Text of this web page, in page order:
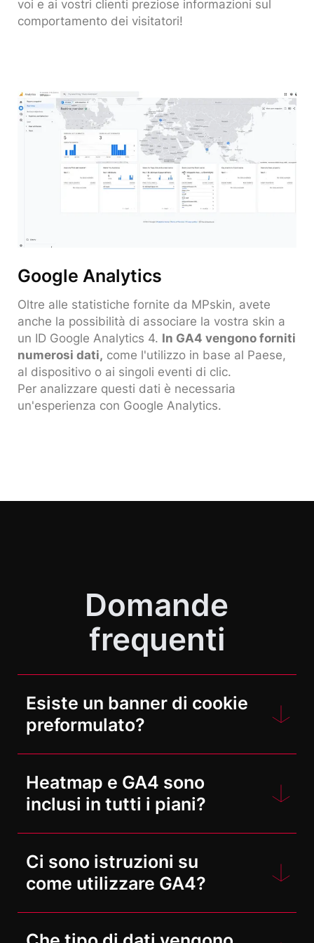
voi e ai vostri clienti preziose informazioni sul
comportamento dei visitatori!
Google Analytics
Oltre alle statistiche fornite da MPskin, avete
anche la possibilità di associare la vostra skin a
un ID Google Analytics 4. In GA4 vengono forniti
numerosi dati, come l'utilizzo in base al Paese,
al dispositivo o ai singoli eventi di clic.
Per analizzare questi dati è necessaria
un'esperienza con Google Analytics.
Domande
frequenti
Esiste un banner di cookie
preformulato?
Purtroppo no. Poiché i requisiti per i
banner sui cookie variano da Paese
a Paese, non possiamo offrire un
banner legalmente valido.
Inoltre, i cookie vengono già
impostati quando il tour viene
richiamato, quindi è meglio integrare
qualsiasi banner direttamente sul
proprio sito web.
Heatmap e GA4 sono
inclusi in tutti i piani?
Sì!
Ci sono istruzioni su
come utilizzare GA4?
Per utilizzare GA4, è preferibile